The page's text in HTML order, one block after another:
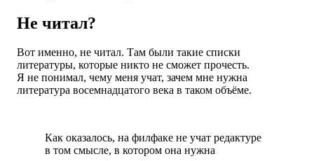
Не читал?
Вот именно, не читал. Там были такие списки
литературы, которые никто не сможет прочесть.
Я не понимал, чему меня учат, зачем мне нужна
литература восемнадцатого века в таком объёме.
Как оказалось, на филфаке не учат редактуре
в том смысле, в котором она нужна